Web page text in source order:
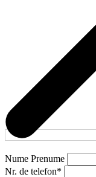
Nume Prenume
Nr. de telefon*